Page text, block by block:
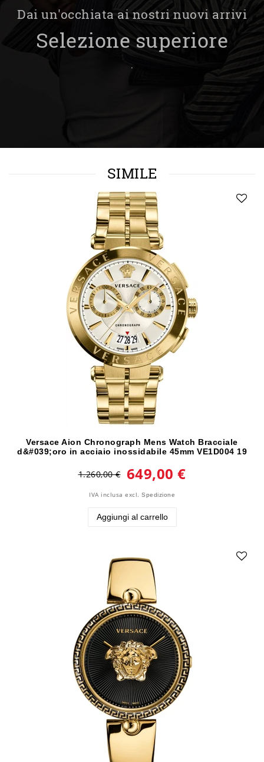
Dai un'occhiata ai nostri nuovi arrivi
Selezione superiore
.
SIMILE
Versace Aion Chronograph Mens Watch Bracciale
d&#039;oro in acciaio inossidabile 45mm VE1D004 19
1.260,00 € 649,00 €
IVA inclusa excl. Spedizione
Aggiungi al carrello